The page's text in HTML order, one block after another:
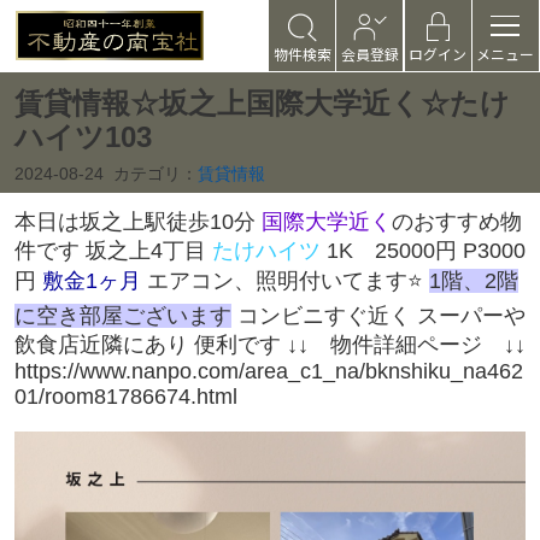
物件検索 会員登録 ログイン メニュー
賃貸情報☆坂之上国際大学近く☆たけ
ハイツ103
2024-08-24 カテゴリ： 賃貸情報
本日は坂之上駅徒歩10分 国際大学近く のおすすめ物
件です 坂之上4丁目 たけハイツ 1K 25000円 P3000
円 敷金1ヶ月 エアコン、照明付いてます⭐️ 1階、2階
に空き部屋ございます コンビニすぐ近く スーパーや
飲食店近隣にあり 便利です ↓↓ 物件詳細ページ ↓↓
https://www.nanpo.com/area_c1_na/bknshiku_na462
01/room81786674.html